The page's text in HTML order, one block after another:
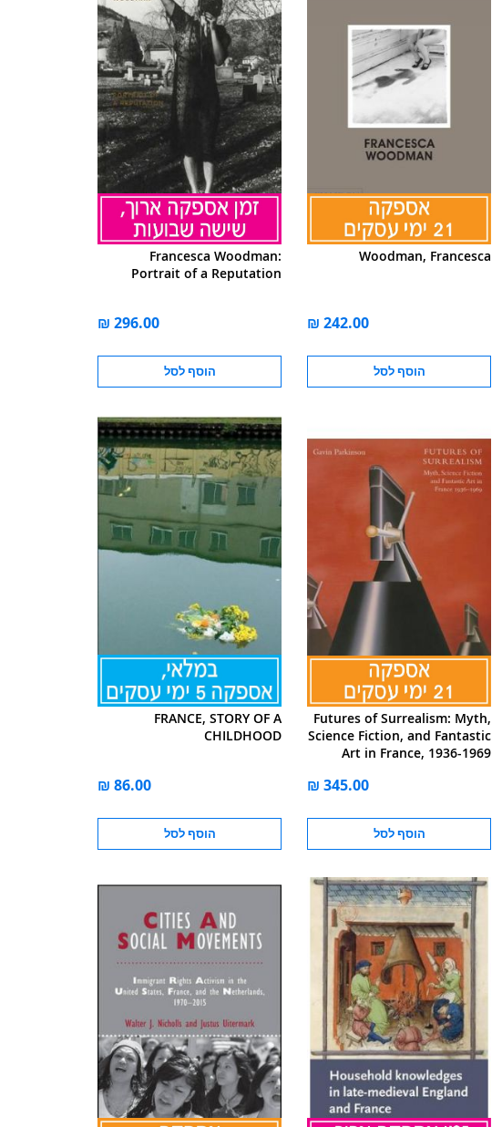
Woodman, Francesca
הוסף לסל
Francesca Woodman:
Portrait of a Reputation
הוסף לסל
Futures of Surrealism: Myth,
Science Fiction, and Fantastic
Art in France, 1936-1969
הוסף לסל
FRANCE, STORY OF A
CHILDHOOD
הוסף לסל